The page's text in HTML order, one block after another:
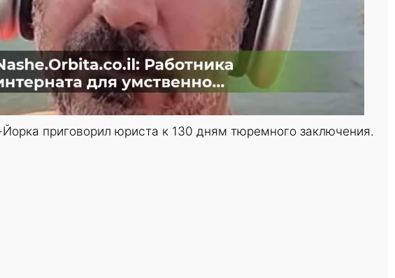
приговорил юриста к 130 дням тюремного заключения.